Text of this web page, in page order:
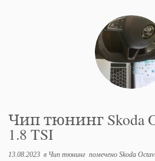
Чип тюнинг Skoda
1.8 TSI
13.08.2023 в Чип тюнинг помеченоSkoda